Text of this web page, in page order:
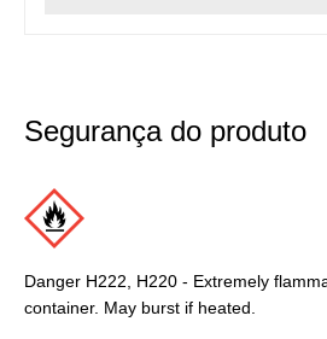
Segurança do produto
Danger H222, H220 - Extremely
container. May burst if heated.